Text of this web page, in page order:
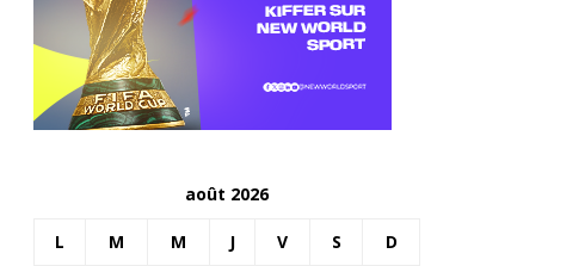
août 2026
L M M J V S D